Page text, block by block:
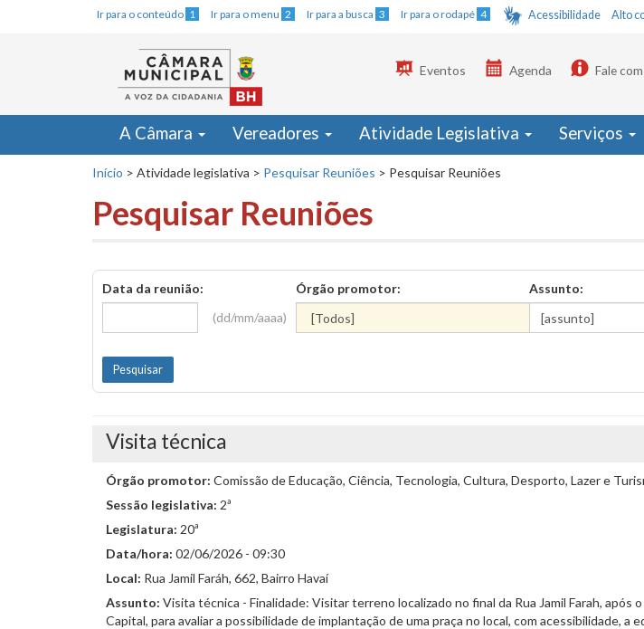
Ir para o conteúdo 1 Ir para o menu 2 Ir para a busca 3 Ir para o rodapé 4 Acessibilidade Alto
Eventos Agenda Fale
A Câmara Vereadores Atividade Legislativa Serviços
Início > Atividade legislativa > Pesquisar Reuniões > Pesquisar Reuniões
Pesquisar Reuniões
Data da reunião:
(dd/mm/aaaa)
Órgão promotor: Assunto:
Visita técnica
Órgão promotor: Comissão de Educação, Ciência, Tecnologia, Cultura, Desporto, Lazer e
Sessão legislativa: 2ª
Legislatura: 20ª
Data/hora: 02/06/2026 - 09:30
Local: Rua Jamil Faráh, 662, Bairro Havaí
Assunto: Visita técnica - Finalidade: Visitar terreno localizado no final da Rua Jamil Farah, após
Capital, para avaliar a possibilidade de implantação de uma praça no local, com acessibilidade, a